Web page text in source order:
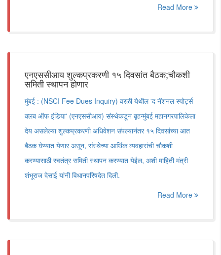
Read More
एनएससीआय शुल्कप्रकरणी १५ दिवसांत बैठक;चौकशी
समिती स्थापन होणार
मुंबई : (NSCI Fee Dues Inquiry) वरळी येथील 'द नॅशनल स्पोर्ट्स
क्लब ऑफ इंडिया' (एनएससीआय) संस्थेकडून बृहन्मुंबई महानगरपालिकेला
देय असलेल्या शुल्कप्रकरणी अधिवेशन संपल्यानंतर १५ दिवसांच्या आत
बैठक घेण्यात येणार असून, संस्थेच्या आर्थिक व्यवहारांची चौकशी
करण्यासाठी स्वतंत्र समिती स्थापन करण्यात येईल, अशी माहिती मंत्री
शंभूराज देसाई यांनी विधानपरिषदेत दिली.
Read More